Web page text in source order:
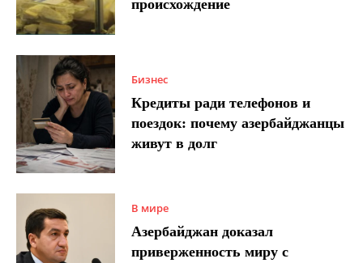
происхождение
Бизнес
Кредиты ради телефонов и
поездок: почему азербайджанцы
живут в долг
В мире
Азербайджан доказал
приверженность миру с